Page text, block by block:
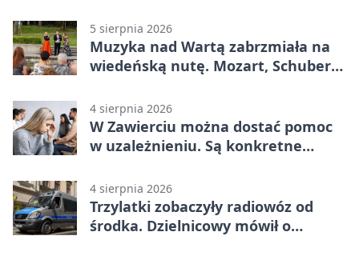
5 sierpnia 2026
Muzyka nad Wartą zabrzmiała na
wiedeńską nutę. Mozart, Schubert i
4 sierpnia 2026
W Zawierciu można dostać pomoc
w uzależnieniu. Są konkretne
4 sierpnia 2026
Trzylatki zobaczyły radiowóz od
środka. Dzielnicowy mówił o